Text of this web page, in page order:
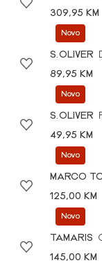
309,95 KM
Novo
S.OLIVER
89,95 KM
Novo
S.OLIVER
49,95 KM
Novo
MARCO
125,00 KM
Novo
TAMARIS
145,00 KM